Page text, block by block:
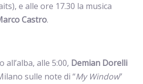
e alle ore 17.30 la musica
Castro.
all’alba, alle 5:00, Demian Dorelli
sulle note di “My Window”